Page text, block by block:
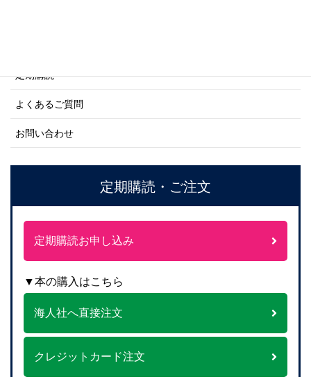
定期購読
よくあるご質問
お問い合わせ
定期購読・ご注文
定期購読お申し込み
▼本の購入はこちら
海人社へ直接注文
クレジットカード注文